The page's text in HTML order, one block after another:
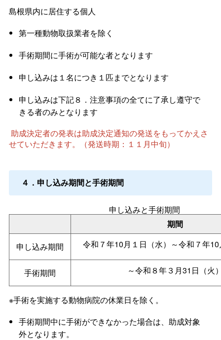
島根県内に居住する個人
第一種動物取扱業者を除く
手術期間に手術が可能な者となります
申し込みは１名につき１匹までとなります
申し込みは下記８．注意事項の全てに了承し遵守で
きる者のみとなります
助成決定者の発表は助成決定通知の発送をもってかえさ
せていただきます。（発送時期：１１月中旬）
４．申し込み期間と手術期間
申し込みと手術期間
期間
申し込み期間
令和７年10月１日（水）～令和７年
手術期間 ～令和８年３月31日（火
※手術を実施する動物病院の休業日を除く。
手術期間中に手術ができなかった場合は、助成対象
外となります。